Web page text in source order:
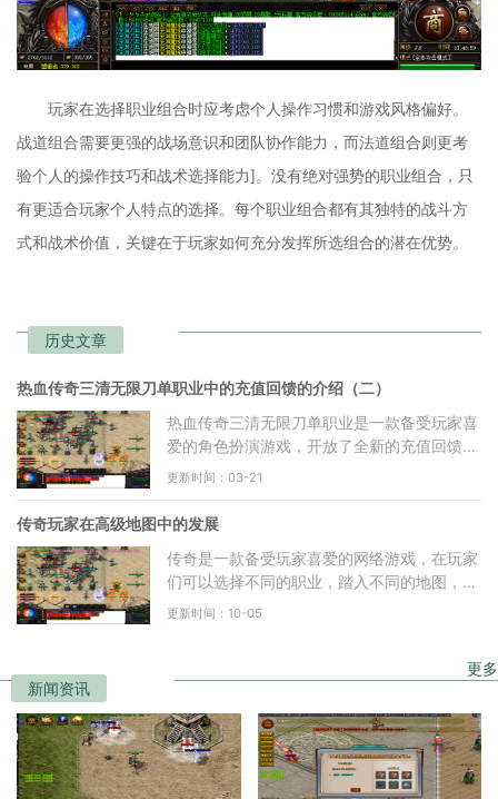
玩家在选择职业组合时应考虑个人操作习惯和游戏风格偏好。
战道组合需要更强的战场意识和团队协作能力，而法道组合则更考
验个人的操作技巧和战术选择能力]。没有绝对强势的职业组合，只
有更适合玩家个人特点的选择。每个职业组合都有其独特的战斗方
式和战术价值，关键在于玩家如何充分发挥所选组合的潜在优势。
历史文章
热血传奇三清无限刀单职业中的充值回馈的介绍（二）
热血传奇三清无限刀单职业是一款备受玩家喜
爱的角色扮演游戏，开放了全新的充值回馈活
动，为广大玩家带来更多惊喜和福利。本文将
更新时间：03-21
传奇玩家在高级地图中的发展
传奇是一款备受玩家喜爱的网络游戏，在玩家
们可以选择不同的职业，踏入不同的地图，与
其他玩家一起冒险探索。在传奇的世界中，有
更新时间：10-05
新闻资讯
更多